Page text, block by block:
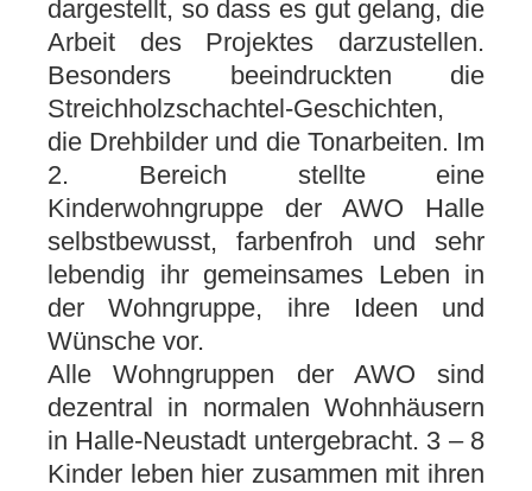
dargestellt, so dass es gut gelang, die
Arbeit des Projektes darzustellen.
Besonders beeindruckten die
Streichholzschachtel-Geschichten,
die Drehbilder und die Tonarbeiten. Im
2. Bereich stellte eine
Kinderwohngruppe der AWO Halle
selbstbewusst, farbenfroh und sehr
lebendig ihr gemeinsames Leben in
der Wohngruppe, ihre Ideen und
Wünsche vor.
Alle Wohngruppen der AWO sind
dezentral in normalen Wohnhäusern
in Halle-Neustadt untergebracht. 3 – 8
Kinder leben hier zusammen mit ihren